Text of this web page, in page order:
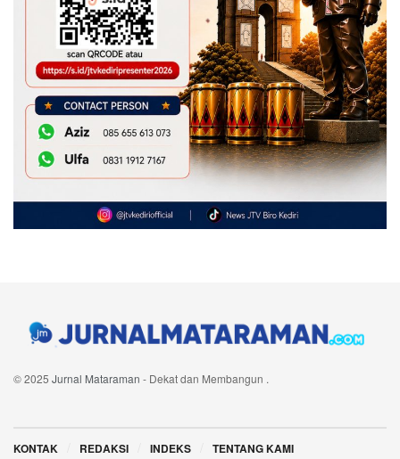
© 2025 Jurnal Mataraman - Dekat dan Membangun .
KONTAK REDAKSI INDEKS TENTANG KAMI